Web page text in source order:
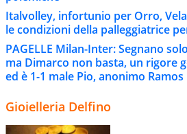
Italvolley, infortunio per Orro,
le condizioni della palleggiatrice
PAGELLE Milan-Inter: Segnano
ma Dimarco non basta, un rigore
ed è 1-1 male Pio, anonimo Ramos
Gioielleria Delfino